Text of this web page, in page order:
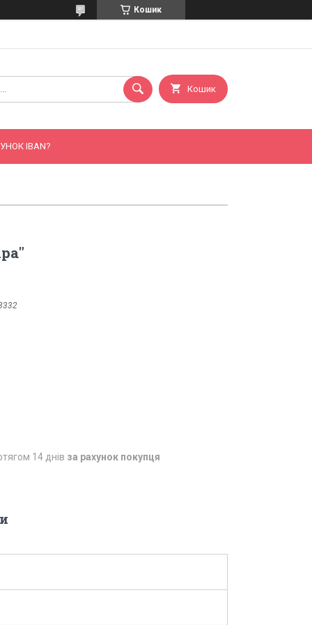
Кошик
Кошик
IBAN?
14 днів за рахунок покупця